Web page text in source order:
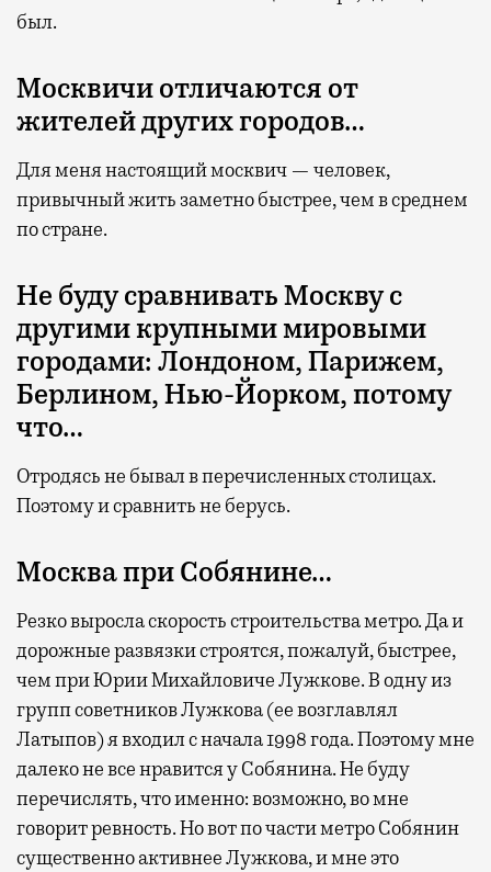
был.
Москвичи отличаются от
жителей других городов…
Для меня настоящий москвич — человек,
привычный жить заметно быстрее, чем в среднем
по стране.
Не буду сравнивать Москву с
другими крупными мировыми
городами: Лондоном, Парижем,
Берлином, Нью-Йорком, потому
что…
Отродясь не бывал в перечисленных столицах.
Поэтому и сравнить не берусь.
Москва при Собянине…
Резко выросла скорость строительства метро. Да и
дорожные развязки строятся, пожалуй, быстрее,
чем при Юрии Михайловиче Лужкове. В одну из
групп советников Лужкова (ее возглавлял
Латыпов) я входил с начала 1998 года. Поэтому мне
далеко не все нравится у Собянина. Не буду
перечислять, что именно: возможно, во мне
говорит ревность. Но вот по части метро Собянин
существенно активнее Лужкова, и мне это